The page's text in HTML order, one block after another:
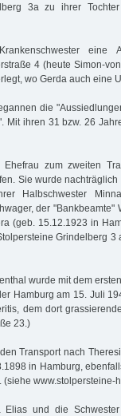
3a zu ihrer Tochter
eine
4 (heute Simon-
wo Gerda auch eine
die
Mit ihren 31 bzw. 26
zum zweiten
Sie wurde nachträglich
Halbschwester
der "Bankbeamte"
(geb. 15.12.1923 in
Grindelberg 3
wurde mit dem
Hamburg am 15. Juli
dem dort
23.)
Transport nach
in Hamburg,
www.stolpersteine-
Elias und die